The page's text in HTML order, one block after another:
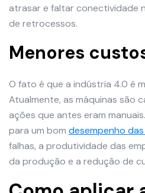
atrasar e faltar conectividade
de retrocessos.
Menores
O fato é que a indústria 4.0 é
Atualmente, as máquinas são
ações que antes eram
para um bom desempenho
falhas, a produtividade das
da produção e a redução de